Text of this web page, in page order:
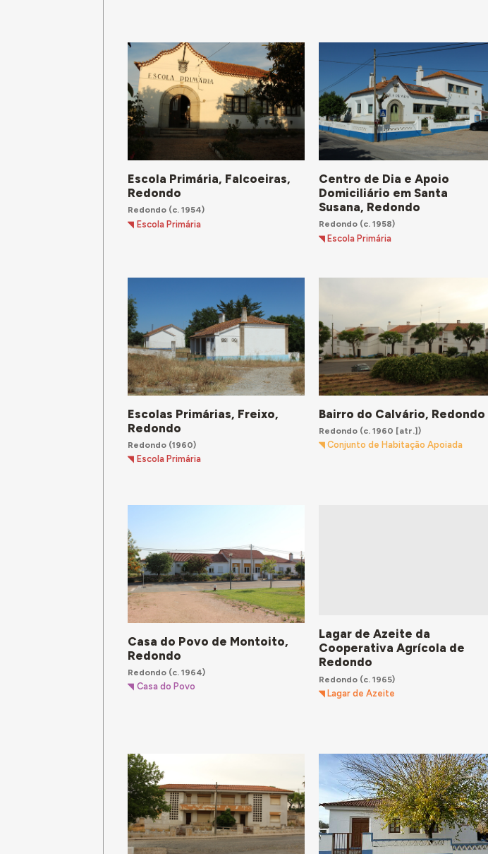
Escola Primária, Falcoeiras,
Redondo
Redondo (c. 1954)
Escola Primária
Centro de Dia e Apoio
Domiciliário em Santa
Susana, Redondo
Redondo(c. 1958)
Escola Primária
Escolas Primárias, Freixo,
Redondo
Redondo (1960)
Escola Primária
Bairro do Calvário, Redondo
Redondo(c. 1960 [atr.])
Conjunto de Habitação Apoiada
Casa do Povo de Montoito,
Redondo
Redondo (c. 1964)
Casa do Povo
Lagar de Azeite da
Cooperativa Agrícola de
Redondo
Redondo(c. 1965)
Lagar de Azeite